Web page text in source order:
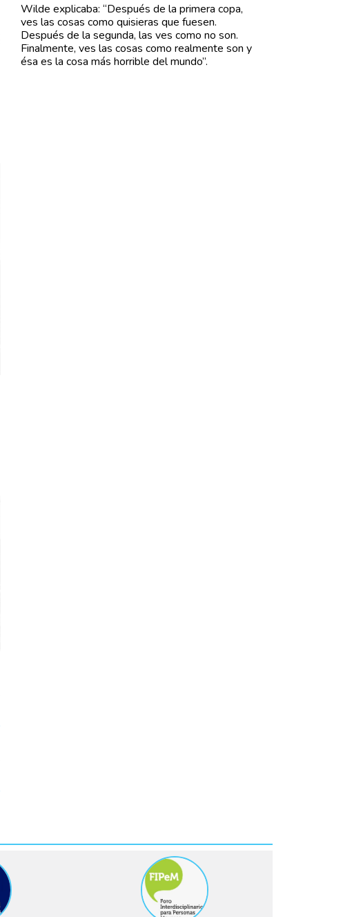
Wilde explicaba: “Después de la primera copa,
ves las cosas como quisieras que fuesen.
Después de la segunda, las ves como no son.
Finalmente, ves las cosas como realmente son y
ésa es la cosa más horrible del mundo”.